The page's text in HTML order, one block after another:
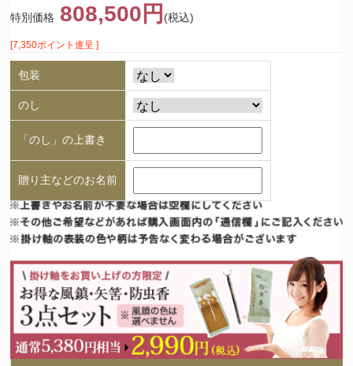
特別価格 808,500円 (税込)
[7,350ポイント進呈 ]
包装
のし
「のし」の上書き
贈り主などのお名前